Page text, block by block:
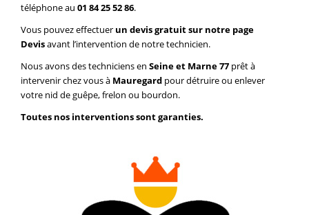
téléphone au 01 84 25 52 86.
Vous pouvez effectuer un devis gratuit sur notre page
Devisavant l’intervention de notre technicien.
Nous avons des techniciens en Seine et Marne 77 prêt à
intervenir chez vous à Mauregard pour détruire ou enlever
votre nid de guêpe, frelon ou bourdon.
Toutes nos interventions sont garanties.